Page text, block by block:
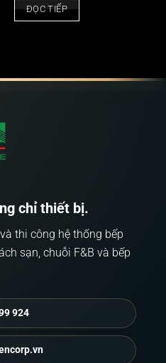
ĐỌC TIẾP
chỉ thiết bị.
thi công hệ thống bếp
sạn, chuỗi F&B và bếp
924